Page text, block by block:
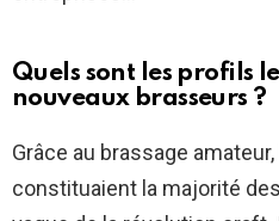
Quels sont les profils
nouveaux brasseurs ?
Grâce au brassage
constituaient la majorité